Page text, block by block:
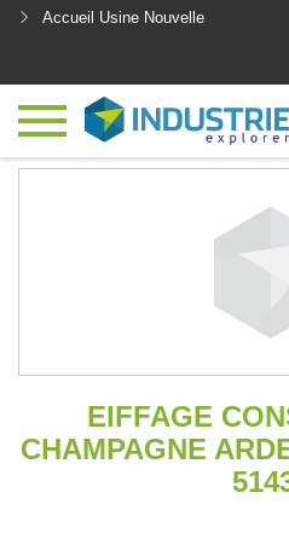
Accueil Usine Nouvelle
EIFFAGE
CHAMPAGNE